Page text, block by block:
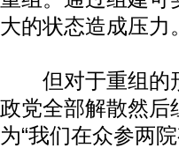
大的状态造成压力
但对于重组的形
政党全部解散然后
为“我们在众参两